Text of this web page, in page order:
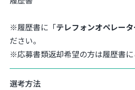
※履歴書に「テレフォンオペレー
ださい。
※応募書類返却希望の方は履歴書に
選考方法